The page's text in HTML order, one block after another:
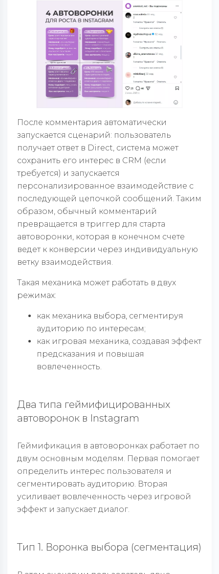
После комментария автоматически
запускается сценарий: пользователь
получает ответ в Direct, система может
сохранить его интерес в CRM (если
требуется) и запускается
персонализированное взаимодействие с
последующей цепочкой сообщений. Таким
образом, обычный комментарий
превращается в триггер для старта
автоворонки, которая в конечном счете
ведет к конверсии через индивидуальную
ветку взаимодействия.
Такая механика может работать в двух
режимах:
как механика выбора, сегментируя
аудиторию по интересам;
как игровая механика, создавая эффект
предсказания и повышая
вовлеченность.
Два типа геймифицированных
автоворонок в Instagram
Геймификация в автоворонках работает по
двум основным моделям. Первая помогает
определить интерес пользователя и
сегментировать аудиторию. Вторая
усиливает вовлеченность через игровой
эффект и запускает диалог.
Тип 1. Воронка выбора (сегментация)